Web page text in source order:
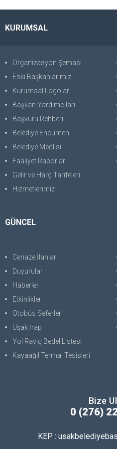
KURUMSAL
Organizasyon Şeması
Eski Başkanlarımız
Kurumsal Logolar
Başkan Yardımcıları
Başvuru Rehberi
Belediye Encümeni
Belediye Meclisi
Faaliyet Raporları
Gelir ve Harç Tarifeleri
Hizmetlerimiz
GÜNCEL
Cenaze İlanları
Duyurular
Haberler
Etkinlikler
Otobüs Seferleri
Uşak İrap
Yol Rayiç Bedel Listesi
Kayaağıl Termal Tesisleri
Bize
0 (276)
KEP :